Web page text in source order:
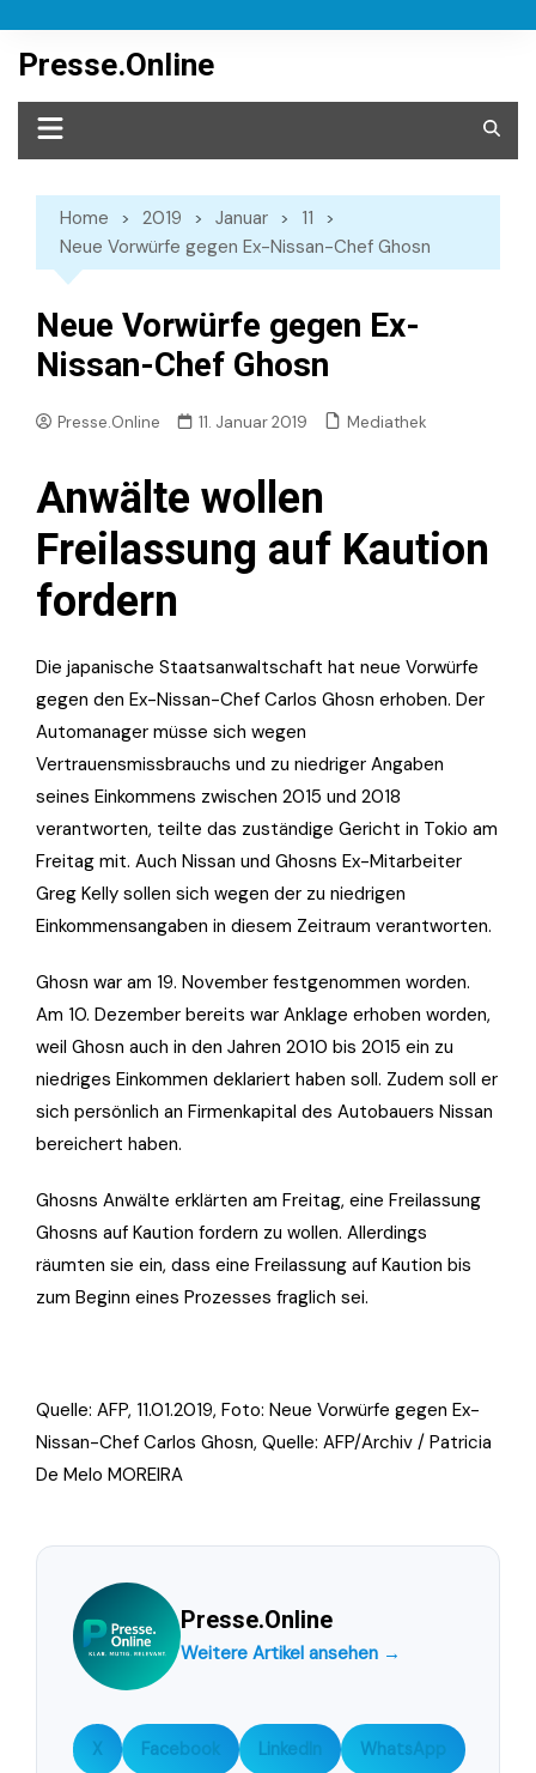
content
Presse.Online
Home 2019 Januar
11
Neue Vorwürfe gegen Ex-Nissan-Chef Ghosn
Neue Vorwürfe gegen Ex-
Nissan-Chef Ghosn
Presse.Online 11. Januar 2019 Mediathek
Anwälte wollen
Freilassung auf Kaution
fordern
Die japanische Staatsanwaltschaft hat neue Vorwürfe
gegen den Ex-Nissan-Chef Carlos Ghosn erhoben. Der
Automanager müsse sich wegen
Vertrauensmissbrauchs und zu niedriger Angaben
seines Einkommens zwischen 2015 und 2018
verantworten, teilte das zuständige Gericht in Tokio am
Freitag mit. Auch Nissan und Ghosns Ex-Mitarbeiter
Greg Kelly sollen sich wegen der zu niedrigen
Einkommensangaben in diesem Zeitraum verantworten.
Ghosn war am 19. November festgenommen worden.
Am 10. Dezember bereits war Anklage erhoben worden,
weil Ghosn auch in den Jahren 2010 bis 2015 ein zu
niedriges Einkommen deklariert haben soll. Zudem soll er
sich persönlich an Firmenkapital des Autobauers Nissan
bereichert haben.
Ghosns Anwälte erklärten am Freitag, eine Freilassung
Ghosns auf Kaution fordern zu wollen. Allerdings
räumten sie ein, dass eine Freilassung auf Kaution bis
zum Beginn eines Prozesses fraglich sei.
Quelle: AFP, 11.01.2019, Foto: Neue Vorwürfe gegen Ex-
Nissan-Chef Carlos Ghosn, Quelle: AFP/Archiv / Patricia
De Melo MOREIRA
Presse.Online
Weitere Artikel ansehen →
X Facebook LinkedIn WhatsApp